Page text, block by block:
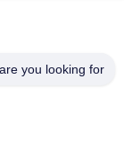
you looking for?